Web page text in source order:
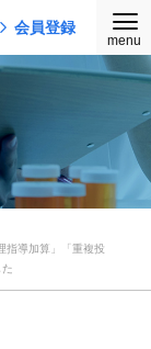
会員登録
指導加算」「重複投